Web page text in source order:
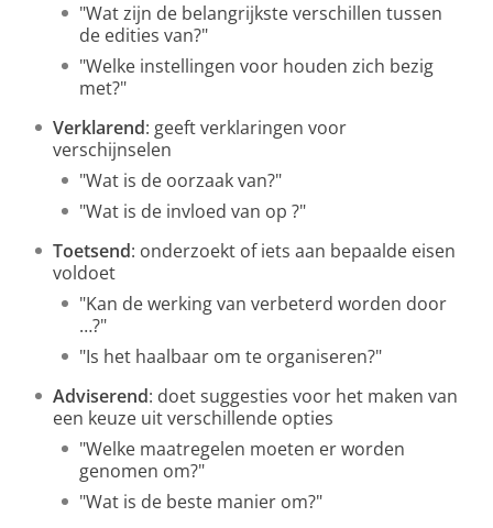
"Wat zijn de belangrijkste verschillen tussen
de edities van?"
"Welke instellingen voor houden zich bezig
met?"
Verklarend: geeft verklaringen voor
verschijnselen
"Wat is de oorzaak van?"
"Wat is de invloed van op ?"
Toetsend: onderzoekt of iets aan bepaalde eisen
voldoet
"Kan de werking van verbeterd worden door
…?"
"Is het haalbaar om te organiseren?"
Adviserend: doet suggesties voor het maken van
een keuze uit verschillende opties
"Welke maatregelen moeten er worden
genomen om?"
"Wat is de beste manier om?"